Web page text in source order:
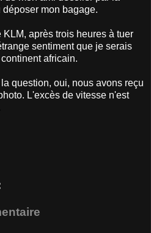
mon bagage.
après trois heures à tuer
sentiment que je serais
africain.
question, oui, nous avons reçu
L'excès de vitesse n'est